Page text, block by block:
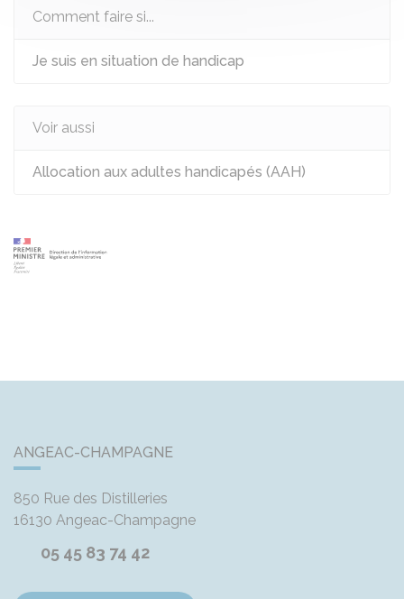
Comment faire si...
Je suis en situation de handicap
Voir aussi
Allocation aux adultes handicapés (AAH)
ANGEAC-CHAMPAGNE
850 Rue des Distilleries
16130 Angeac-Champagne
05 45 83 74 42